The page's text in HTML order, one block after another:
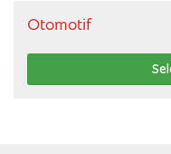
Otomotif